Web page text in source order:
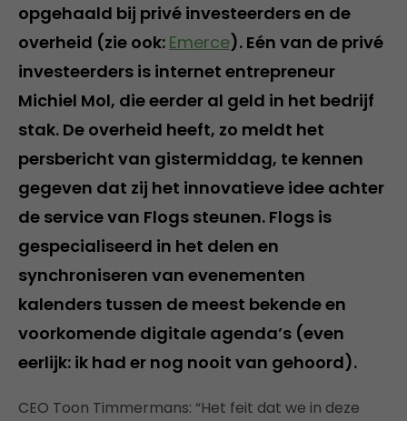
opgehaald bij privé investeerders en de
overheid (zie ook: Emerce). Eén van de privé
investeerders is internet entrepreneur
Michiel Mol, die eerder al geld in het bedrijf
stak. De overheid heeft, zo meldt het
persbericht van gistermiddag, te kennen
gegeven dat zij het innovatieve idee achter
de service van Flogs steunen. Flogs is
gespecialiseerd in het delen en
synchroniseren van evenementen
kalenders tussen de meest bekende en
voorkomende digitale agenda’s (even
eerlijk: ik had er nog nooit van gehoord).
CEO Toon Timmermans: “Het feit dat we in deze